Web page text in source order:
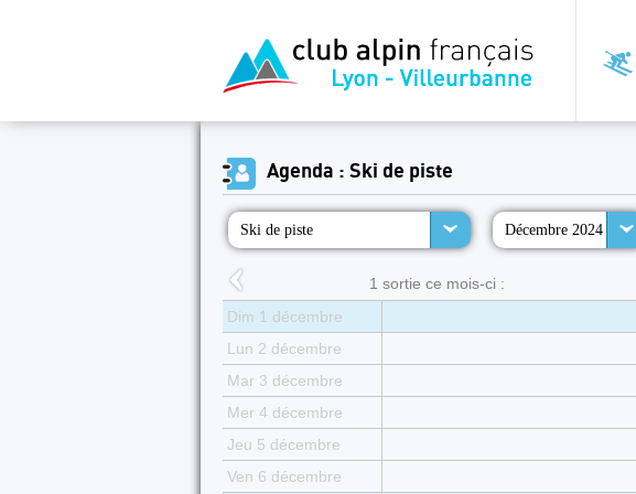
Agenda : Ski de piste
Ski de piste Décembre 2024
1 sortie ce mois-ci :
Dim 1 décembre
Lun 2 décembre
Mar 3 décembre
Mer 4 décembre
Jeu 5 décembre
Ven 6 décembre